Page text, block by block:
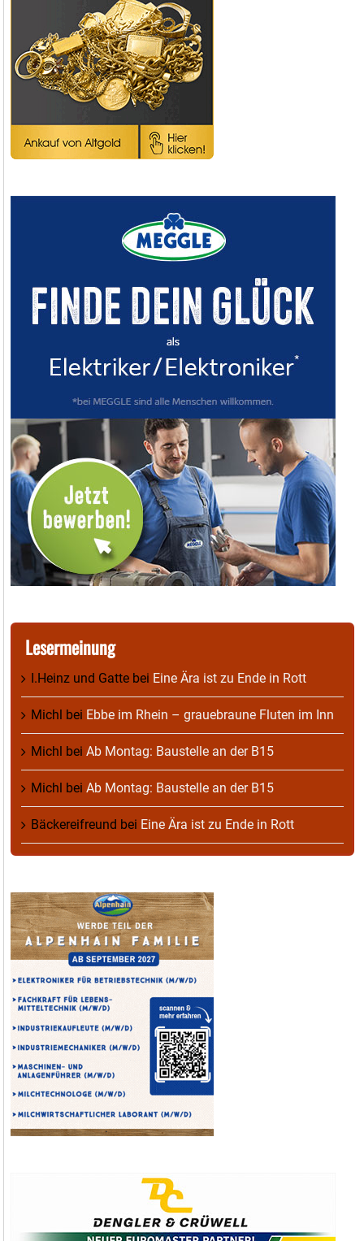
Lesermeinung
I.Heinz und Gatte bei Eine Ära ist zu Ende in Rott
Michl bei Ebbe im Rhein – grauebraune Fluten im Inn
Michl bei Ab Montag: Baustelle an der B15
Michl bei Ab Montag: Baustelle an der B15
Bäckereifreund bei Eine Ära ist zu Ende in Rott